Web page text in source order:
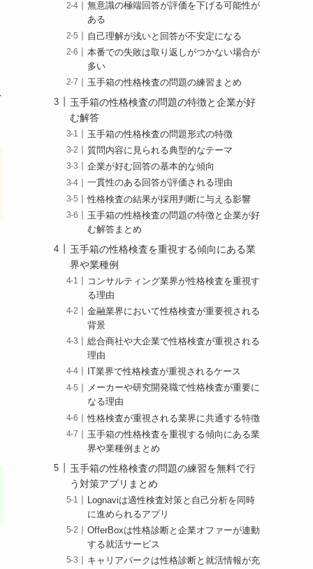
無意識の極端回答が評価を下げる可能性が
ある
自己理解が浅いと回答が不安定になる
本番での失敗は取り返しがつかない場合が
多い
玉手箱の性格検査の問題の練習まとめ
玉手箱の性格検査の問題の特徴と企業が好
む解答
玉手箱の性格検査の問題形式の特徴
質問内容に見られる典型的なテーマ
企業が好む回答の基本的な傾向
一貫性のある回答が評価される理由
性格検査の結果が採用判断に与える影響
玉手箱の性格検査の問題の特徴と企業が好
む解答まとめ
玉手箱の性格検査を重視する傾向にある業
界や業種例
コンサルティング業界が性格検査を重視す
る理由
金融業界において性格検査が重要視される
背景
総合商社や大企業で性格検査が重視される
理由
IT業界で性格検査が重視されるケース
メーカーや研究開発職で性格検査が重要に
なる理由
性格検査が重視される業界に共通する特徴
玉手箱の性格検査を重視する傾向にある業
界や業種例まとめ
玉手箱の性格検査の問題の練習を無料で行
う対策アプリまとめ
Lognaviは適性検査対策と自己分析を同時
に進められるアプリ
OfferBoxは性格診断と企業オファーが連動
する就活サービス
キャリアパークは性格診断と就活情報が充